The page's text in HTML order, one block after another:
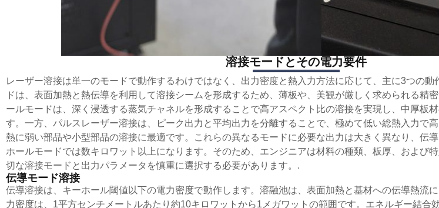
溶接モードとその電力要件
レーザー溶接は単一のモードで動作するわけではなく、出力密度と熱入力方法に応じて、主に3つの
ドは、表面加熱と熱伝導を利用して溶接シームを形成するため、薄板や、美観が厳しく求められる精
ールモードは、深く浸透する蒸気チャネルを形成することで高アスペクト比の溶接を実現し、中厚板
す。一方、パルスレーザー溶接は、ピーク出力と平均出力を分離することで、極めて低い総熱入力で
熱に弱い部品や小型部品の溶接に最適です。これらの異なるモードに必要な出力は大きく異なり、伝
ホールモードでは数キロワット以上になります。そのため、エンジニアは材料の種類、板厚、および
切な溶接モードと出力パラメータを慎重に選択する必要があります。.
伝導モード溶接
伝導溶接は、キーホール閾値以下の電力密度で動作します。溶融池は、表面加熱と基材への伝導熱流
力密度は、1平方センチメートルあたり約10キロワットから1メガワットの範囲です。エネルギー結合